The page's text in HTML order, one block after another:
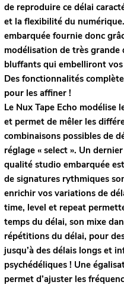
de reproduire ce délai
et la flexibilité du
embarquée fournie donc
modélisation de très grande
bluffants qui embelliront
Des fonctionnalités
pour les affiner !
Le Nux Tape Echo
et permet de mêler les
combinaisons possibles de
réglage « select ». Un
qualité studio embarquée
de signatures rythmiques
enrichir vos variations de
time, level et repeat
temps du délai, son mixe
répétitions du délai, pour
jusqu’à des délais longs et
psychédéliques ! Une
permet d’ajuster les